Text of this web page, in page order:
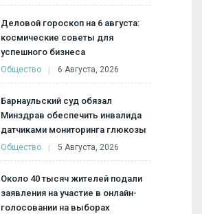
Деловой гороскоп на 6 августа:
космические советы для
успешного бизнеса
Общество 6 Августа, 2026
Барнаульский суд обязал
Минздрав обеспечить инвалида
датчиками мониторинга глюкозы
Общество 5 Августа, 2026
Около 40 тысяч жителей подали
заявления на участие в онлайн-
голосовании на выборах